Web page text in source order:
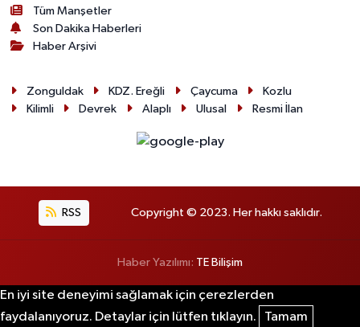
Tüm Manşetler
Son Dakika Haberleri
Haber Arşivi
Zonguldak KDZ. Ereğli Çaycuma
Kozlu
Kilimli
Devrek Alaplı Ulusal Resmi İlan
RSS Copyright © 2023. Her hakkı saklıdır.
Haber Yazılımı: TE Bilişim
En iyi site deneyimi sağlamak için çerezlerden
faydalanıyoruz. Detaylar için lütfen tıklayın.
Tamam